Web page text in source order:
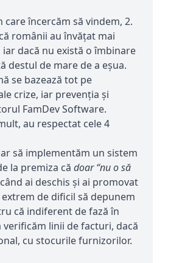
încercăm să vindem, 2.
românii au învățat mai
dacă nu există o îmbinare
destul de mare de a eșua.
se bazează tot pe
crize, iar prevenția și
FamDev Software.
au respectat cele 4
să implementăm un sistem
la premiza că doar “nu o să
ai deschis și ai promovat
de dificil să depunem
că indiferent de fază în
linii de facturi, dacă
cu stocurile furnizorilor.